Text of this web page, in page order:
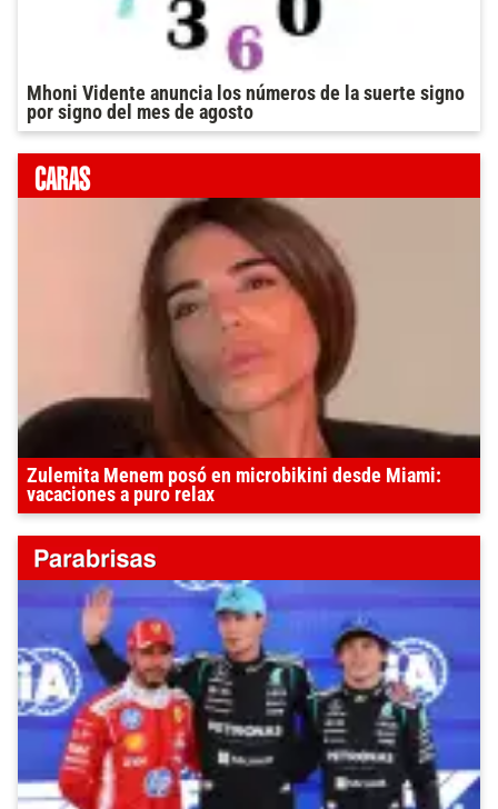
Mhoni Vidente anuncia los números de la suerte signo
por signo del mes de agosto
Zulemita Menem posó en microbikini desde Miami:
vacaciones a puro relax